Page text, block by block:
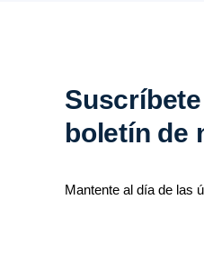
boletín de
Mantente al día de las